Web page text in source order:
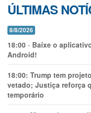
ÚLTIMAS
8/8/2026
18:00 - Baixe o
Android!
18:00: Trump tem
vetado; Justiça reforça
temporário